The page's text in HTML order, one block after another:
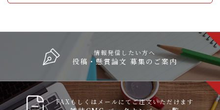
情報発信したい方へ
投稿・懸賞論文 募集のご案内
FAXもしくはメールにてご注文いただけます